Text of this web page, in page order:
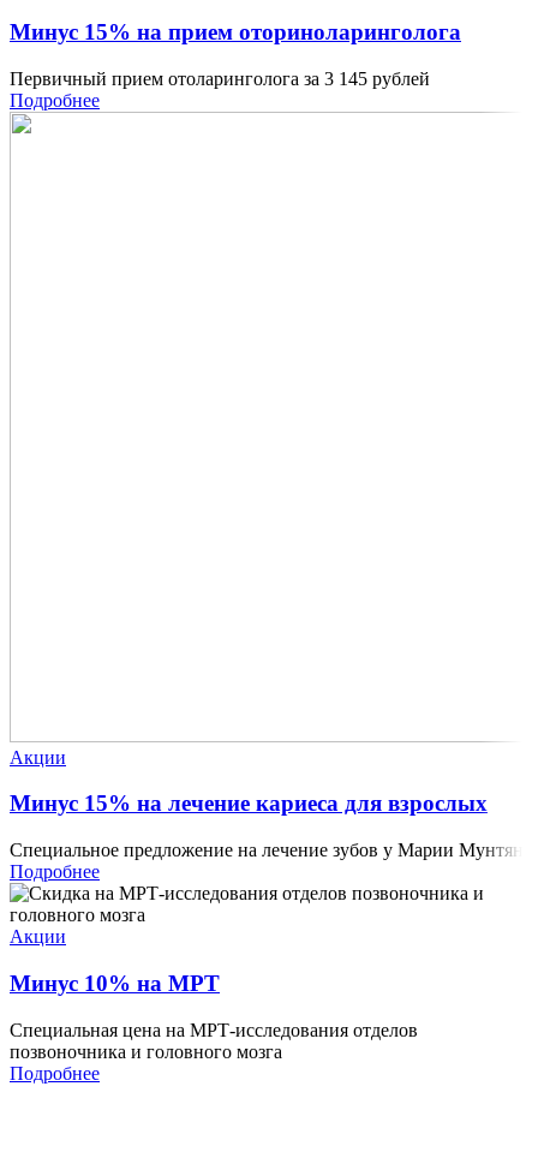
Минус 15% на прием оториноларинголога
Первичный прием отоларинголога за 3 145 рублей
Подробнее
Акции
Минус 15% на лечение кариеса для взрослых
Специальное предложение на лечение зубов у Марии Мунтян
Подробнее
Акции
Минус 10% на МРТ
Специальная цена на МРТ-исследования отделов
позвоночника и головного мозга
Подробнее